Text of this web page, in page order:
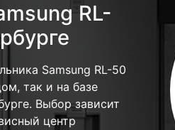
RL-
Samsung RL-50
так и на базе
Выбор зависит
центр